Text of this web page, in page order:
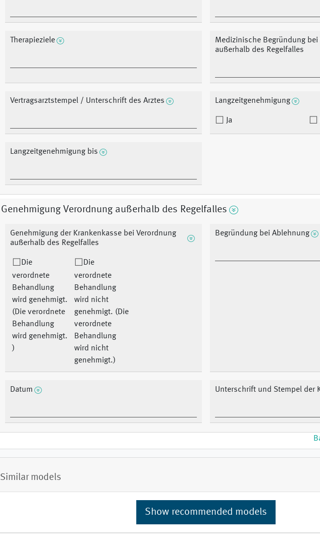
Therapieziele
Medizinische Begründung bei
außerhalb des Regelfalles
Vertragsarztstempel / Unterschrift des Arztes Langzeitgenehmigung
Ja
Langzeitgenehmigung bis
Genehmigung Verordnung außerhalb des Regelfalles
Genehmigung der Krankenkasse bei Verordnung
außerhalb des Regelfalles
Die
verordnete
Behandlung
wird genehmigt.
(Die verordnete
Behandlung
wird genehmigt.
)
Die
verordnete
Behandlung
wird nicht
genehmigt. (Die
verordnete
Behandlung
wird nicht
genehmigt.)
Begründung bei Ablehnung
Datum Unterschrift und Stempel der
Similar models
Show recommended models